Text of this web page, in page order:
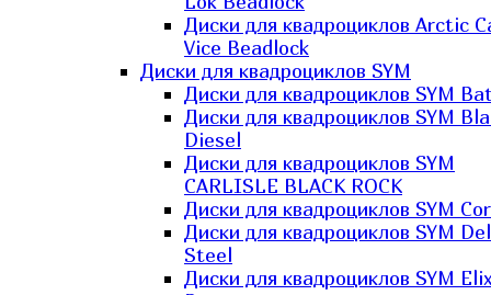
Диски для квадроциклов Arctic
Vice Beadlock
Диски для квадроциклов SYM
Диски для квадроциклов SYM
Диски для квадроциклов SYM
Diesel
Диски для квадроциклов SYM
CARLISLE BLACK ROCK
Диски для квадроциклов SYM
Диски для квадроциклов SYM
Steel
Диски для квадроциклов SYM